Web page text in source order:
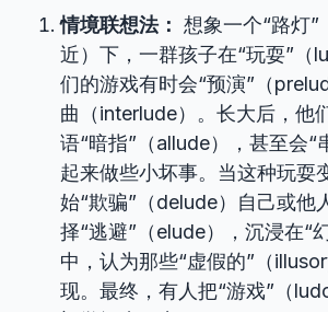
情境联想法： 想象一个“路灯
近）下，一群孩子在“玩耍”（
们的游戏有时会“预演”（
曲（interlude）。长大后，他
语“暗指”（allude），甚至会“
起来做些小坏事。当这种玩耍
始“欺骗”（delude）自己或他
择“逃避”（elude），沉浸在“
中，认为那些“虚假的”（
现。最终，有人把“游戏”（